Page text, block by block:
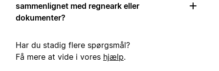
sammenlignet med regneark eller
dokumenter?
Har du stadig flere spørgsmål?
Få mere at vide i vores hjælp.